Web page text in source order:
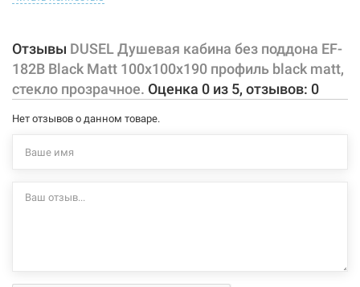
Форма:
Тип витража: прозрачный
двери раздвижные на металлических роликах;
закаленное прозрачное стекло 6 мм;
черный (black matt) алюминиевый профиль;
дверные ручки из алюминиевого сплава.
Характеристики и конфигурация изделия, а также комплектация
внесенные производителем изменения, магазин ответственности
Отзывы DUSEL Душевая кабина без поддона EF-
182B Black Matt 100x100x190 профиль black matt,
стекло прозрачное. Оценка 0 из 5, отзывов: 0
Нет отзывов о данном товаре.